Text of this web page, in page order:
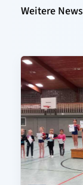
Weitere News